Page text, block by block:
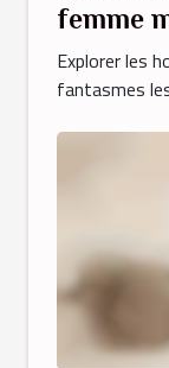
femme
site
Explorer les
fantasmes